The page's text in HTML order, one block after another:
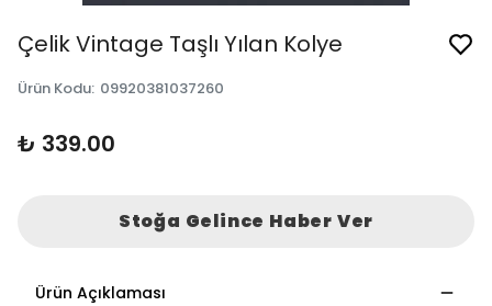
Çelik Vintage Taşlı Yılan Kolye
Ürün Kodu: 09920381037260
₺ 339.00
Stoğa Gelince Haber Ver
Ürün Açıklaması